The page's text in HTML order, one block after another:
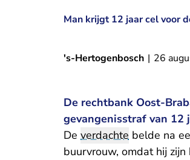
Man krijgt 12 jaar cel voor
's-Hertogenbosch | 26
De rechtbank Oost-
gevangenisstraf van 12
De verdachte belde na
buurvrouw, omdat hij